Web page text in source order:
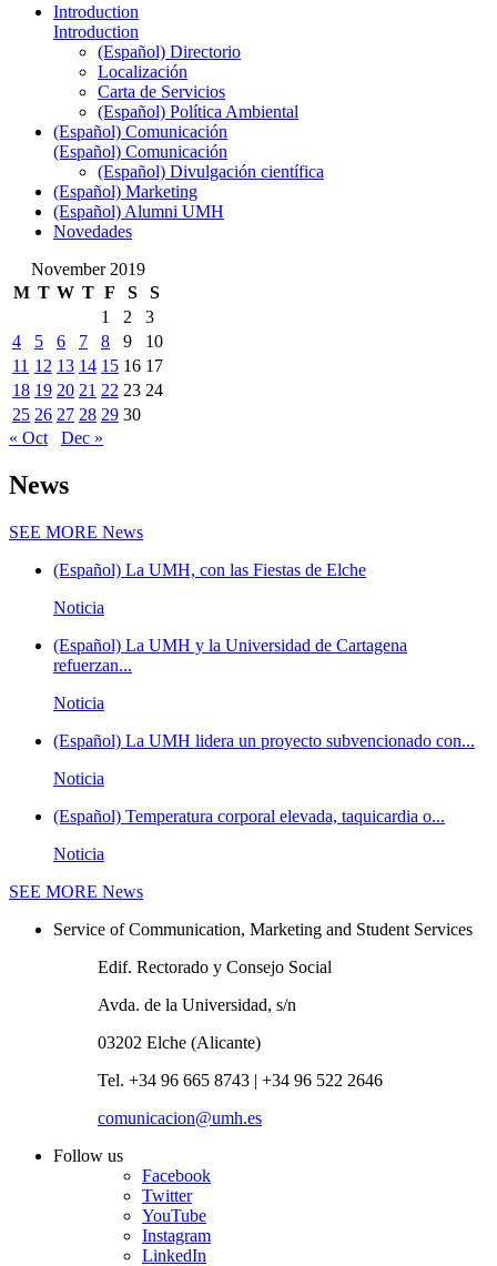
Introduction
Introduction
(Español) Directorio
Localización
Carta de Servicios
(Español) Política Ambiental
(Español) Comunicación
(Español) Comunicación
(Español) Divulgación científica
(Español) Marketing
(Español) Alumni UMH
Novedades
November 2019
M T W T F S
S
1
2
3
4
5 6 7 8 9
10
11 12 13 14 15 16 17
18 19 20 21 22 23 24
25 26 27 28 29 30
« Oct
Dec »
News
SEE MORE News
(Español) La UMH, con las Fiestas de Elche
Noticia
(Español) La UMH y la Universidad de Cartagena
refuerzan...
Noticia
(Español) La UMH lidera un proyecto subvencionado con...
Noticia
(Español) Temperatura corporal elevada, taquicardia o...
Noticia
SEE MORE News
Service of Communication, Marketing and Student Services
Edif. Rectorado y Consejo Social
Avda. de la Universidad, s/n
03202 Elche (Alicante)
Tel. +34 96 665 8743 | +34 96 522 2646
comunicacion@umh.es
Follow us
Facebook
Twitter
YouTube
Instagram
LinkedIn